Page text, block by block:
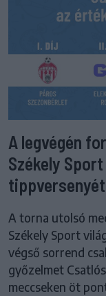
A legvégén
Székely
tippversenyét
A torna utolsó
Székely Sport
végső sorrend
győzelmet
meccseken öt